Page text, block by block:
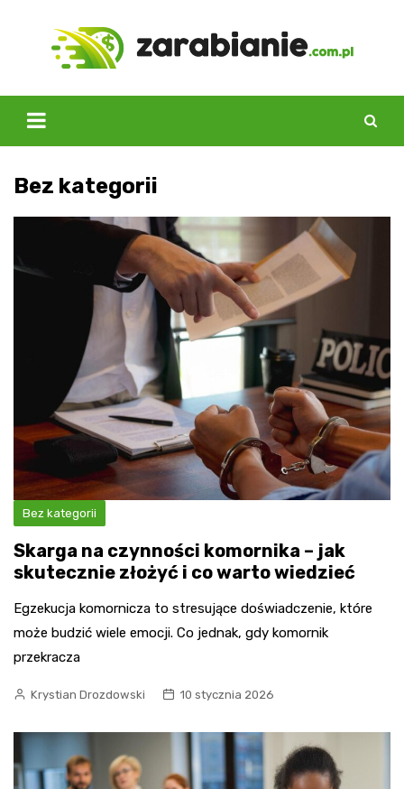
Bez kategorii
Bez kategorii
Skarga na czynności komornika – jak
skutecznie złożyć i co warto wiedzieć
Egzekucja komornicza to stresujące doświadczenie, które
może budzić wiele emocji. Co jednak, gdy komornik
przekracza
Krystian Drozdowski 10 stycznia 2026